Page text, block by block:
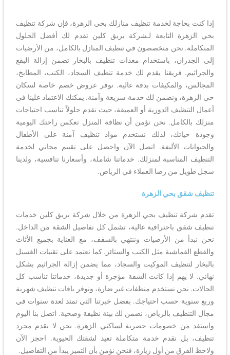
إذا كنت بحاجة لخدمة تنظيف منازلك بحي الزهرة، فإن شركة تنظيف
بحي الزهرة التابعة لـشركة بريق كلين تقدم لك أفضل الحلول
المتكاملة. نحن متخصصون في تنظيف المنازل بالكامل، من الأرضيات
إلى الجدران، باستخدام معدات تنظيف بالبخار تضمن إزالة البقع
والجراثيم. فريقنا يقدم لك خدمة تنظيف السجاد، الكنب، المطابخ،
المجالس، والمكيفات بدقة عالية. نوفر عروض خصم خاصة لسكان
حي الزهرة، ونضمن لك خدمة سريعة وآمنة. يمكنك الاعتماد علينا في
أعمال التنظيف الدورية أو العميقة، حيث نقدم حلولاً تناسب احتياجات
منزلك بالكامل. نحن نؤمن أن نظافة المنزل تعكس راحتك اليومية
وجودة حياتك، لذلك نستخدم مواد تنظيف آمنة على الأطفال
والحيوانات الأليفة. اتصل الآن واحصل على تقييم مجاني لخدمة
التنظيف المناسبة لمنزلك. خدماتنا شاملة، وأسعارنا تنافسية، ولدينا
سجل طويل من رضا العملاء في الرياض.
تنظيف شقق بحي الزهرة
تقدم شركة تنظيف بحي الزهرة من خلال شركة بريق كلين خدمات
تنظيف شقق باحترافية عالية، تشمل كل تفاصيل الشقة من الداخل.
نحن نبدأ من الأرضيات وننتهي بالسقف، مع العناية بجميع الأثاث
والقطع القماشية مثل الكنب والستائر. كما نعتمد على تقنيات الغسيل
بالبخار لتنظيف الموكيت والسجاد، مما يضمن إزالة الجراثيم بشكل
نهائي. لا يهم إذا كانت الشقة مؤجرة أو جديدة، خدماتنا تناسب كل
الحالات. نحن نستخدم منظفات غير ضارة، ونوفر باقات تنظيف شهرية
وربع سنوية حسب احتياجك. بفضل خبرتنا التي تمتد لعدة سنوات في
مجال التنظيف بالرياض، نضمن لك بيئة نظيفة وصحية. اتصل بنا اليوم
واستفد من خصومات حصرية لساكني الزهرة. نحن لا نقدم مجرد
تنظيف، بل نقدم خدمة متكاملة تعيد لشقتك الحيوية. احجز الآن
ولاحظ الفرق من أول زيارة، فنحن نؤمن بأن التميز يبدأ من التفاصيل.